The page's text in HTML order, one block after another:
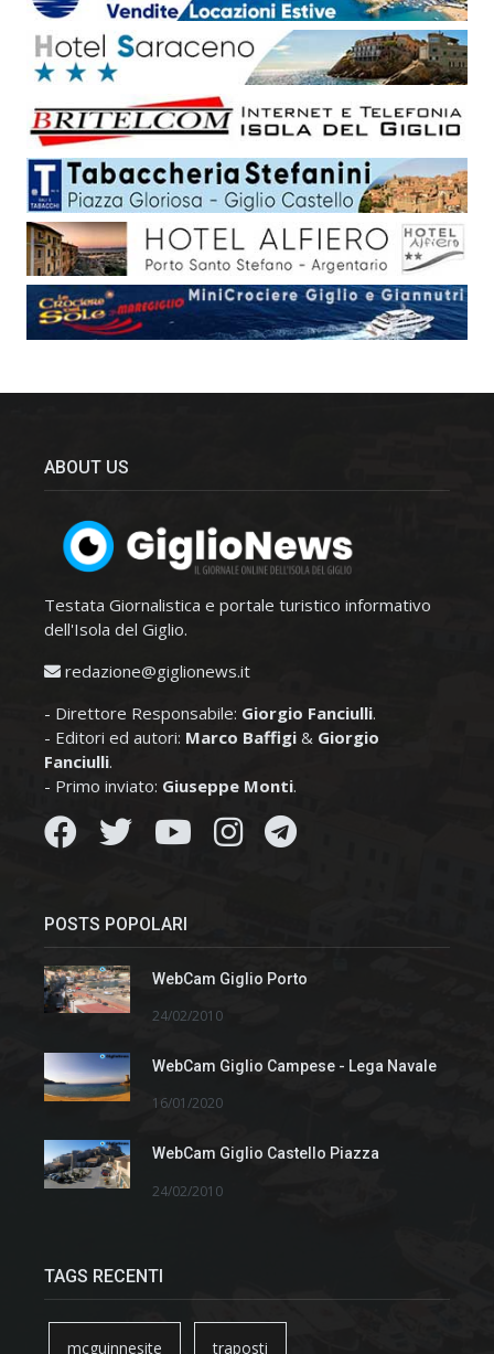
ABOUT US
Testata Giornalistica e portale turistico informativo
dell'Isola del Giglio.
redazione@giglionews.it
- Direttore Responsabile: Giorgio Fanciulli.
- Editori ed autori: Marco Baffigi & Giorgio
Fanciulli.
- Primo inviato: Giuseppe Monti.
POSTS POPOLARI
WebCam Giglio Porto
24/02/2010
WebCam Giglio Campese - Lega Navale
16/01/2020
WebCam Giglio Castello Piazza
24/02/2010
TAGS RECENTI
mcguinnesite traposti